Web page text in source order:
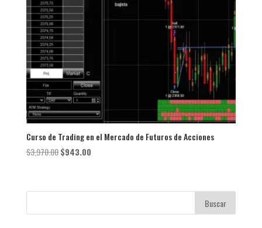
Curso de Trading en el Mercado de Futuros de Acciones
$3,970.00 El
era:
$943.00El
es: